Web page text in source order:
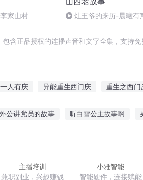
家山村 灶王爷的来历-晨曦有
含正品授权的连播声音和文字全集，支持免
一人有庆 异能重生西门庆 重生之西门
公讲党员的故事 听白雪公主故事啊
主播培训
兼职副业，兴趣赚钱
小雅智能
智能硬件，连接赋能